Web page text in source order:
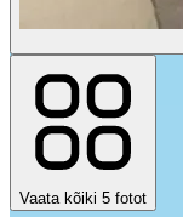
Vaata kõiki 5 fotot